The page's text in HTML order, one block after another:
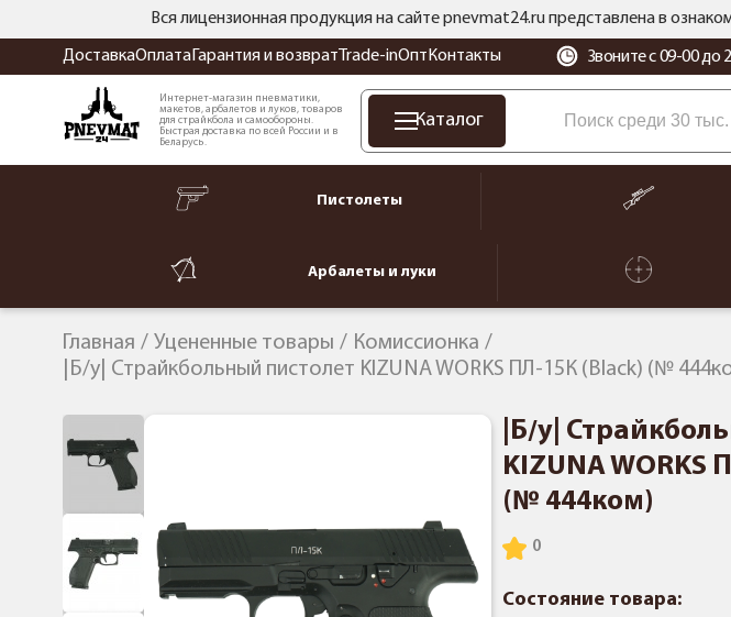
Вся лицензионная продукция на сайте pnevmat24.ru представлена в
ДоставкаОплата Гарантия и возврат Trade-inОпт Контакты Звоните с 09-00 до
Интернет-магазин пневматики,
макетов, арбалетов и луков, товаров
для страйкбола и самообороны.
Быстрая доставка по всей России и в
Беларусь.
Каталог
Пистолеты
Арбалеты и луки
Главная Уцененные товары
Комиссионка
|Б/у| Страйкбольный пистолет KIZUNA WORKS ПЛ-15К (Black) (№
|Б/у|
KIZUNA WORKS
(№ 444ком)
Состояние товара: